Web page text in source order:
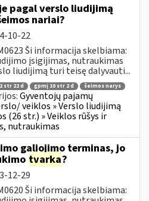
pagal verslo liudijimą
nariai?
10-22
Ši informacija skelbiama:
įsigijimas, nutraukimas
liudijimą turi teisę dalyvauti...
str 22 d gpmį 10 str 2 d šeimos narys
Gyventojų pajamų
veiklos » Verslo liudijimą
(26 str.) » Veiklos rūšys ir
nutraukimas
galiojimo terminas, jo
tvarka?
12-29
Ši informacija skelbiama: